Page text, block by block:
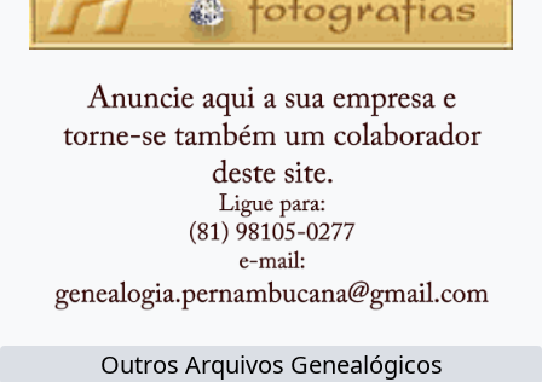
Outros Arquivos Genealógicos